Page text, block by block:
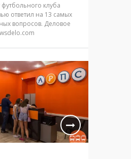
клуба
ответил на 13 самых
вопросов. Деловое